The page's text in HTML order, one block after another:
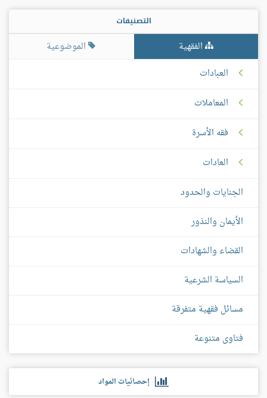
التصنيفات
الفقهية
الموضوعية
العبادات
المعاملات
فقه الأسرة
العادات
الجنايات والحدود
الأيمان والنذور
القضاء والشهادات
السياسة الشرعية
مسائل فقهية متفرقة
فتاوى متنوعة
إحصائيات المواد